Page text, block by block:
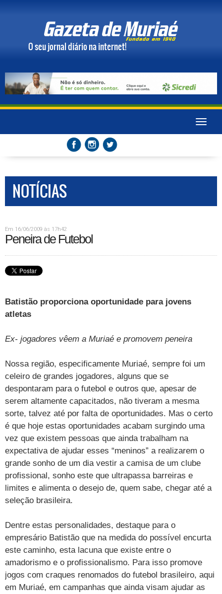
O seu jornal diário na internet!
Toggle
NOTÍCIAS
Em 16/06/2009 às 17h42
Peneira de Futebol
Batistão proporciona oportunidade para jovens
atletas
Ex- jogadores vêem a Muriaé e promovem peneira
Nossa região, especificamente Muriaé, sempre foi um
celeiro de grandes jogadores, alguns que se
despontaram para o futebol e outros que, apesar de
serem altamente capacitados, não tiveram a mesma
sorte, talvez até por falta de oportunidades. Mas o certo
é que hoje estas oportunidades acabam surgindo uma
vez que existem pessoas que ainda trabalham na
expectativa de ajudar esses “meninos” a realizarem o
grande sonho de um dia vestir a camisa de um clube
profissional, sonho este que ultrapassa barreiras e
limites e alimenta o desejo de, quem sabe, chegar até a
seleção brasileira.
Dentre estas personalidades, destaque para o
empresário Batistão que na medida do possível encurta
este caminho, esta lacuna que existe entre o
amadorismo e o profissionalismo. Para isso promove
jogos com craques renomados do futebol brasileiro, aqui
em Muriaé, em campanhas que ainda visam ajudar as